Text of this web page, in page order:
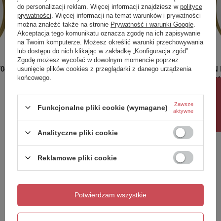
NOTION lustro w ramie, ø 80cm,
złoty mat
795,60 zł / szt.
NOTION
złoty mat
663,00
Potrzebujesz pomocy? Masz pytania?
Zadaj pytanie a my odpowiemy niezwłocznie,
dla innych.
Zadaj pytanie
Napisz swoją opinię
do personalizacji reklam. Więcej informacji znajdziesz w polityce
prywatności . Więcej informacji na temat warunków i prywatności
można znaleźć także na stronie Prywatność i warunki Google
Akceptacja tego komunikatu oznacza zgodę na ich zapisywanie
na Twoim komputerze. Możesz określić warunki przechowywania
lub dostępu do nich klikając w zakładkę „Konfiguracja zgód”.
Zgodę możesz wycofać w dowolnym momencie poprzez
usunięcie plików cookies z przeglądarki z danego urządzenia
końcowego.
Funkcjonalne pliki cookie (wymagane)
Zawsze
aktywne
Analityczne pliki cookie
Reklamowe pliki cookie
Potwierdzam wszystkie